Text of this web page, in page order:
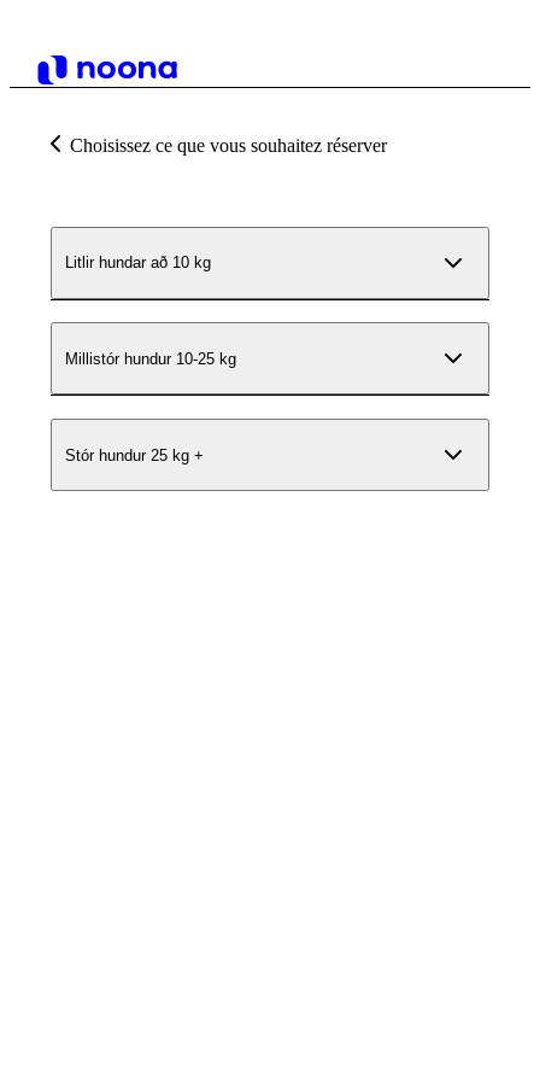
Choisissez ce que vous souhaitez réserver
Litlir hundar að 10 kg
Millistór hundur 10-25 kg
Stór hundur 25 kg +